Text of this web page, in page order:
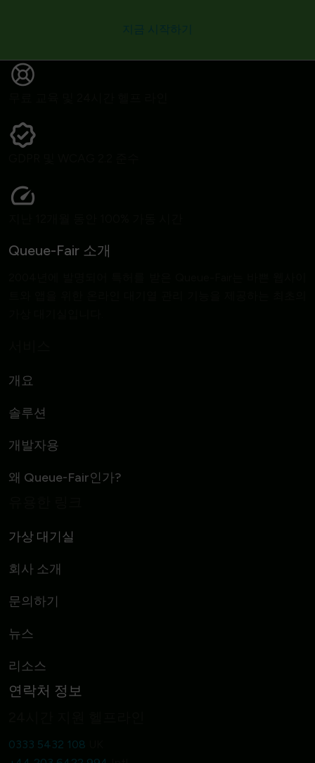
Queue-Fair 소개
개요
솔루션
개발자용
왜 Queue-Fair인가?
가상 대기실
회사 소개
문의하기
뉴스
리소스
연락처 정보
0333 5432 108